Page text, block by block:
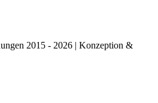
2015 - 2026 | Konzeption &